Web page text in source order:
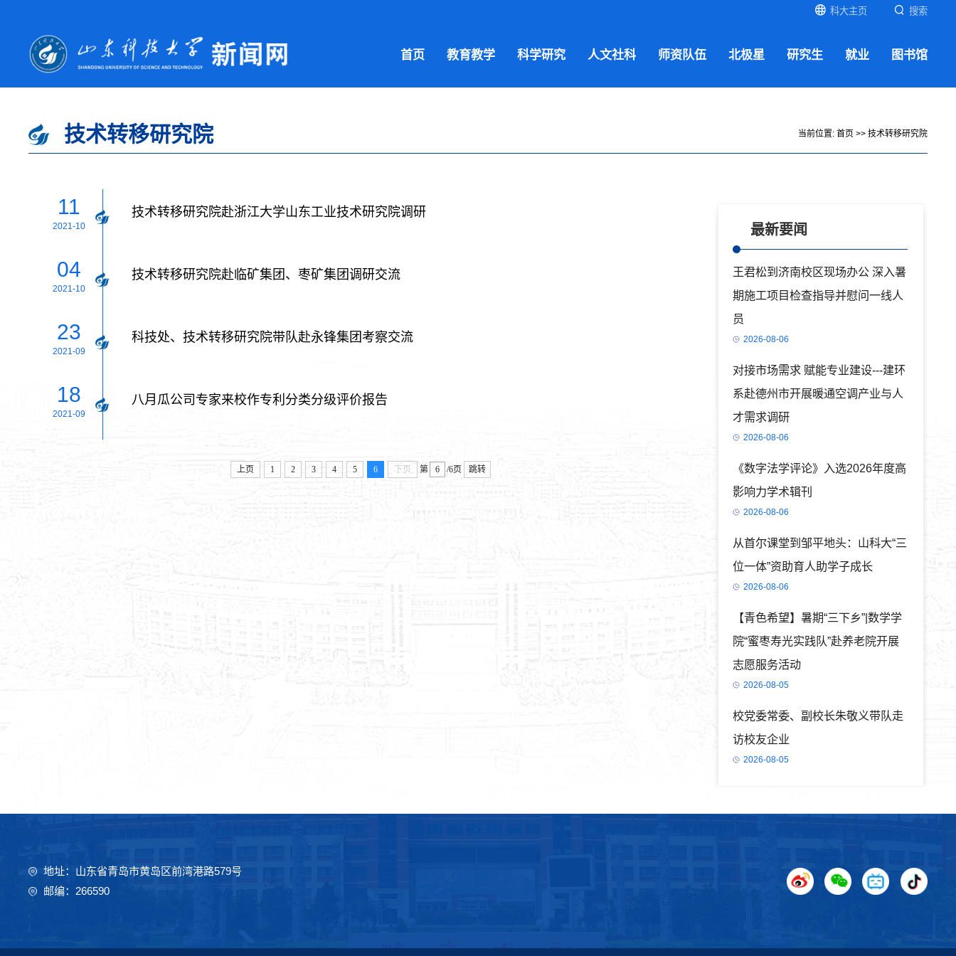
科大主页 搜索
首页 教育教学 科学研究 人文社科 师资队伍 北极星 研究生 就业 图书馆
技术转移研究院 当前位置: 首页 >> 技术转移研究院
11
2021-10
技术转移研究院赴浙江大学山东工业技术研究院调研
04
2021-10
技术转移研究院赴临矿集团、枣矿集团调研交流
23
2021-09
科技处、技术转移研究院带队赴永锋集团考察交流
18
2021-09
八月瓜公司专家来校作专利分类分级评价报告
上页 1 2 3 4 5 6 下页 第 /6页 跳转
最新要闻
王君松到济南校区现场办公 深入暑
期施工项目检查指导并慰问一线人
员
2026-08-06
对接市场需求 赋能专业建设---建环
系赴德州市开展暖通空调产业与人
才需求调研
2026-08-06
《数字法学评论》入选2026年度高
影响力学术辑刊
2026-08-06
从首尔课堂到邹平地头：山科大“三
位一体”资助育人助学子成长
2026-08-06
【青色希望】暑期“三下乡”|数学学
院“蜜枣寿光实践队”赴养老院开展
志愿服务活动
2026-08-05
校党委常委、副校长朱敬义带队走
访校友企业
2026-08-05
地址：山东省青岛市黄岛区前湾港路579号
邮编：266590